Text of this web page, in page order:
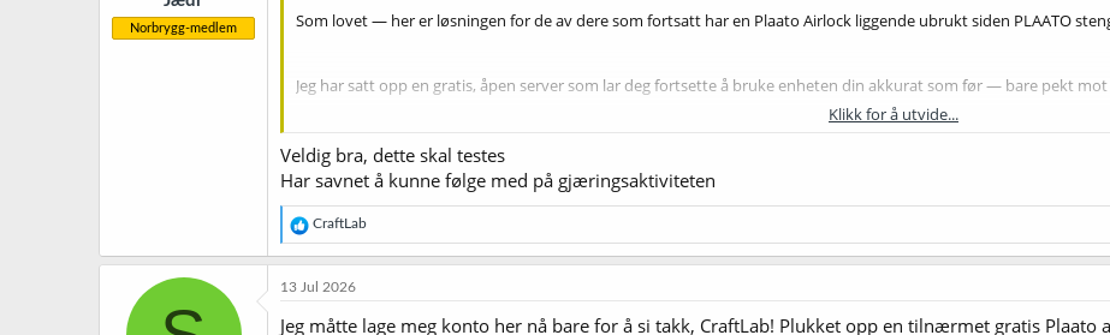
Norbrygg-medlem Som lovet — her er løsningen for de av dere som fortsatt har en Plaato Airlock liggende ubrukt siden PLAATO
Jeg har satt opp en gratis, åpen server som lar deg fortsette å bruke enheten din akkurat som før — bare pekt
Slik kommer du i gang:
Gå til
Trykk «Generate Token» — du får en unik nøkkel
Koble til WiFi-nettverket
Lim inn token, sett Host:
airlock.craftlab.no , Port:
1234
Klikk for å utvide...
Veldig bra, dette skal testes
Har savnet å kunne følge med på gjæringsaktiviteten
R
e
a
k
CraftLab
13 Jul 2026
Jeg måtte lage meg konto her nå bare for å si takk, CraftLab! Plukket opp en tilnærmet gratis Plaato